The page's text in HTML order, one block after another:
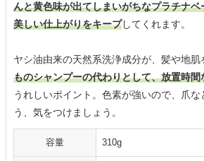
んと黄色味が出てしまいがちなプラチナ
美しい仕上がりをキープしてくれます。
ヤシ油由来の天然系洗浄成分が、髪や地肌
ものシャンプーの代わりとして、放置時間
うれしいポイント。色素が強いので、爪な
う、気をつけましょう。
容量 310g